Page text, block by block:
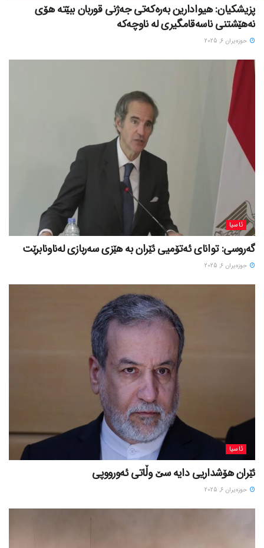
پزیشکیان: هیوادارین بەرەکەتی جەژنی قوربان ببێتە هۆی
نەهێشتنی ناسەقامگیری لە ناوچەکە
حوزه‌یران 6, 2025
ئاسیا
گەروسی: توانای ئەتۆمیی ئێران بە هێزی سەربازی لەناونابرێت
حوزه‌یران 6, 2025
ئاسیا
ئێران هۆشداریی دایە سێ وڵاتی ئەورووپی
حوزه‌یران 6, 2025